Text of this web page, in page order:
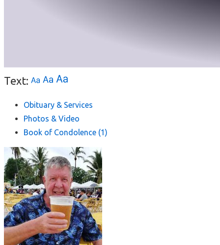
Text:
Obituary & Services
Photos & Video
Book of Condolence (1)